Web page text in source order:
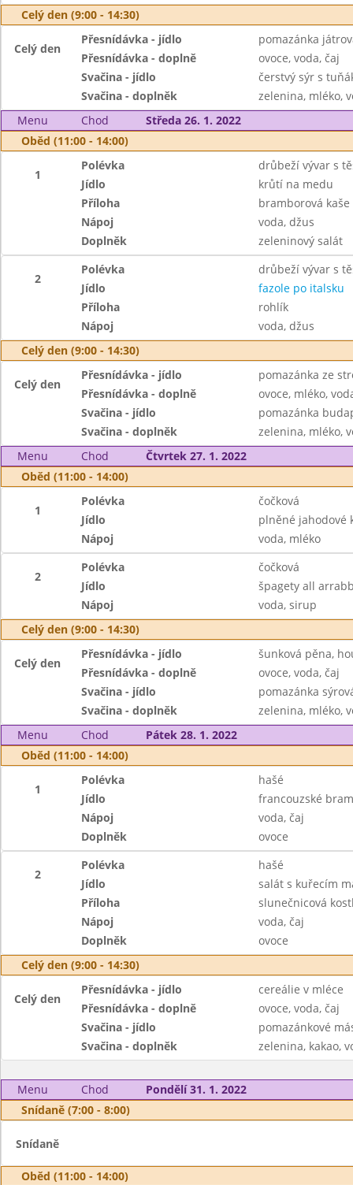
Celý den (9:00 - 14:30)
Celý den
Přesnídávka - jídlo
pomazánka
Přesnídávka - doplně
ovoce, voda, čaj
Svačina - jídlo
čerstvý sýr s
Svačina - doplněk
zelenina, mléko,
Menu
Chod
Středa 26. 1. 2022
Oběd (11:00 - 14:00)
1
Polévka
drůbeží vývar s
Jídlo
krůtí na medu
Příloha
bramborová kaše
Nápoj
voda, džus
Doplněk
zeleninový salát
2
Polévka
drůbeží vývar s
Jídlo
fazole po italsku
Příloha
rohlík
Nápoj
voda, džus
Celý den (9:00 - 14:30)
Celý den
Přesnídávka - jídlo
pomazánka ze
Přesnídávka - doplně
ovoce, mléko,
Svačina - jídlo
pomazánka
Svačina - doplněk
zelenina, mléko,
Menu
Chod
Čtvrtek 27. 1. 2022
Oběd (11:00 - 14:00)
1
Polévka
čočková
Jídlo
plněné jahodové
Nápoj
voda, mléko
2
Polévka
čočková
Jídlo
špagety all
Nápoj
voda, sirup
Celý den (9:00 - 14:30)
Celý den
Přesnídávka - jídlo
šunková pěna,
Přesnídávka - doplně
ovoce, voda, čaj
Svačina - jídlo
pomazánka
Svačina - doplněk
zelenina, mléko,
Menu
Chod
Pátek 28. 1. 2022
Oběd (11:00 - 14:00)
1
Polévka
hašé
Jídlo
francouzské
Nápoj
voda, čaj
Doplněk
ovoce
2
Polévka
hašé
Jídlo
salát s kuřecím
Příloha
slunečnicová
Nápoj
voda, čaj
Doplněk
ovoce
Celý den (9:00 - 14:30)
Celý den
Přesnídávka - jídlo
cereálie v mléce
Přesnídávka - doplně
ovoce, voda, čaj
Svačina - jídlo
pomazánkové
Svačina - doplněk
zelenina, kakao,
Menu Chod
Pondělí 31. 1. 2022
Snídaně (7:00 - 8:00)
Snídaně
Oběd (11:00 - 14:00)